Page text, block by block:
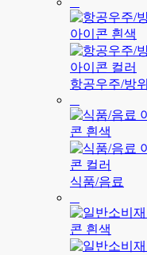
항공우주/방위
식품/음료